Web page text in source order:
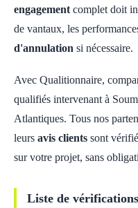
engagement complet doit
de vantaux, les
d'annulation si nécessaire.
Avec Qualitionnaire,
qualifiés intervenant à
Atlantiques. Tous nos
leurs avis clients sont
sur votre projet, sans
Liste de